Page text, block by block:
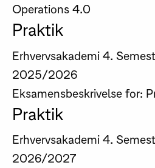
Operations 4.0
Praktik
Erhvervsakademi 4.
2025/2026
Eksamensbeskrivelse for:
Praktik
Erhvervsakademi 4.
2026/2027